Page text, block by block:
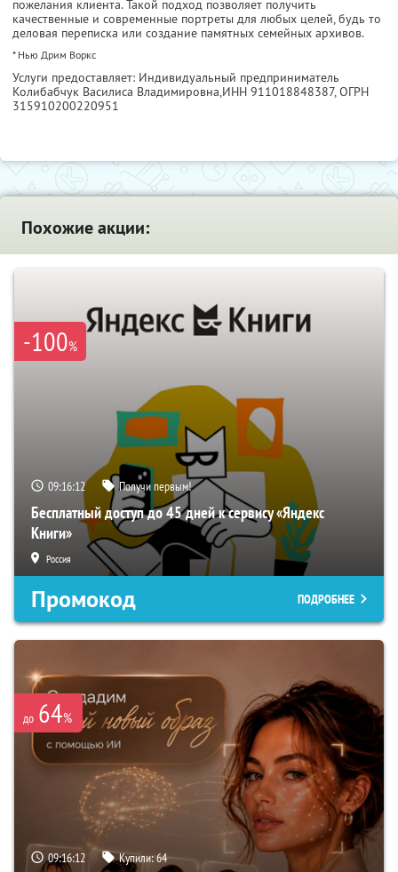
пожелания клиента. Такой подход позволяет получить
качественные и современные портреты для любых целей, будь то
деловая переписка или создание памятных семейных архивов.
* Нью Дрим Воркс
Услуги предоставляет: Индивидуальный предприниматель
Колибабчук Василиса Владимировна,ИНН 911018848387, ОГРН
315910200220951
Похожие акции:
-100%
09:16:11 Получи первым!
Бесплатный доступ до 45 дней к сервису «Яндекс
Книги»
Россия
Промокод ПОДРОБНЕЕ
до 64%
09:16:11 Купили:64